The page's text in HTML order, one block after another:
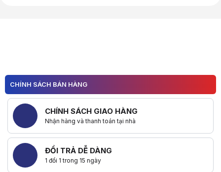
CHÍNH SÁCH BÁN HÀNG
CHÍNH SÁCH GIAO HÀNG
Nhận hàng và thanh toán tại nhà
ĐỔI TRẢ DỄ DÀNG
1 đổi 1 trong 15 ngày